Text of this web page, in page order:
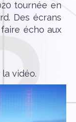
tournée en
Des écrans
écho aux
vidéo.